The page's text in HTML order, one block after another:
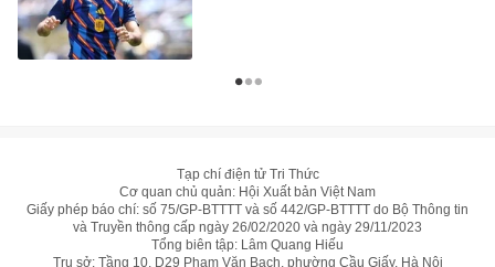
Tạp chí điện tử Tri Thức
Cơ quan chủ quản: Hội Xuất bản Việt Nam
Giấy phép báo chí: số 75/GP-BTTTT và số 442/GP-BTTTT do Bộ Thông tin
và Truyền thông cấp ngày 26/02/2020 và ngày 29/11/2023
Tổng biên tập: Lâm Quang Hiếu
Trụ sở: Tầng 10, D29 Phạm Văn Bạch, phường Cầu Giấy, Hà Nội